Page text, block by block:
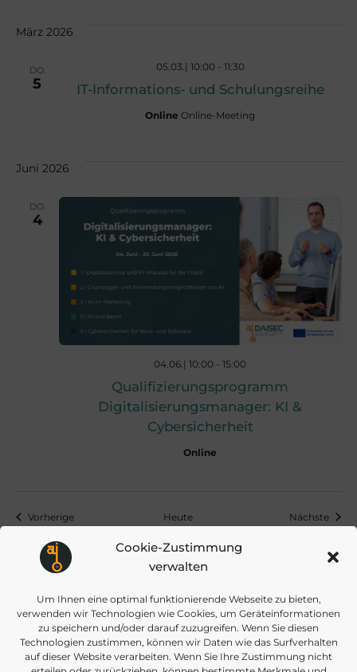
Cookie-Zustimmung
verwalten
Um Ihnen eine optimal funktionierende Webseite zu bieten,
verwenden wir Technologien wie Cookies, um Geräteinformationen
zu speichern und/oder darauf zuzugreifen. Wenn Sie diesen
Technologien zustimmen, können wir Daten wie das Surfverhalten
auf dieser Website verarbeiten. Wenn Sie Ihre Zustimmung nicht
N
g
a
t
i
n
März 2026
DO.
5 IT-Informations- und Schulungsreihe
05.03.| 10:00 - 11:30
Online Online-Meeting
Juni 2026
DO.
4
Qualifizierungsprogramm
Digitalisierungsmanager: KI &
Cybersicherheit
04.06.| 10:00 - 15:00
Online
VorherigeVeranstaltungen Heute Nächste
Kalender abonnieren